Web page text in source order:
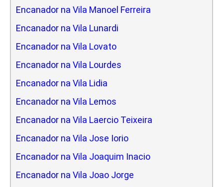
Encanador na Vila Manoel Ferreira
Encanador na Vila Lunardi
Encanador na Vila Lovato
Encanador na Vila Lourdes
Encanador na Vila Lidia
Encanador na Vila Lemos
Encanador na Vila Laercio Teixeira
Encanador na Vila Jose Iorio
Encanador na Vila Joaquim Inacio
Encanador na Vila Joao Jorge